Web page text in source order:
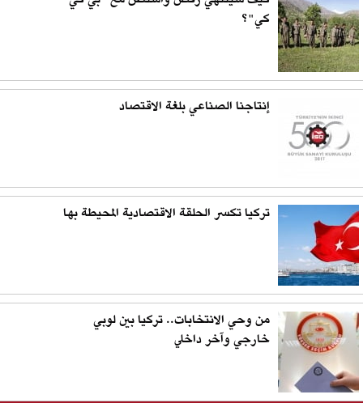
كي"؟
إنتاجنا الصناعي بلغة الاقتصاد
تركيا تكسر الحلقة الاقتصادية المحيطة بها
من وحي الانتخابات.. تركيا بين لوبي
خارجي وآخر داخلي